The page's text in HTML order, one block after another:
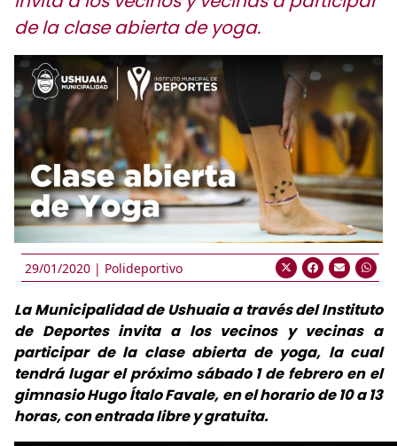
de la clase abierta de yoga.
29/01/2020 | Polideportivo
La Municipalidad de Ushuaia a través del Instituto
de Deportes invita a los vecinos y vecinas a
participar de la clase abierta de yoga, la cual
tendrá lugar el próximo sábado 1 de febrero en el
gimnasio Hugo Ítalo Favale, en el horario de 10 a 13
horas, con entrada libre y gratuita.